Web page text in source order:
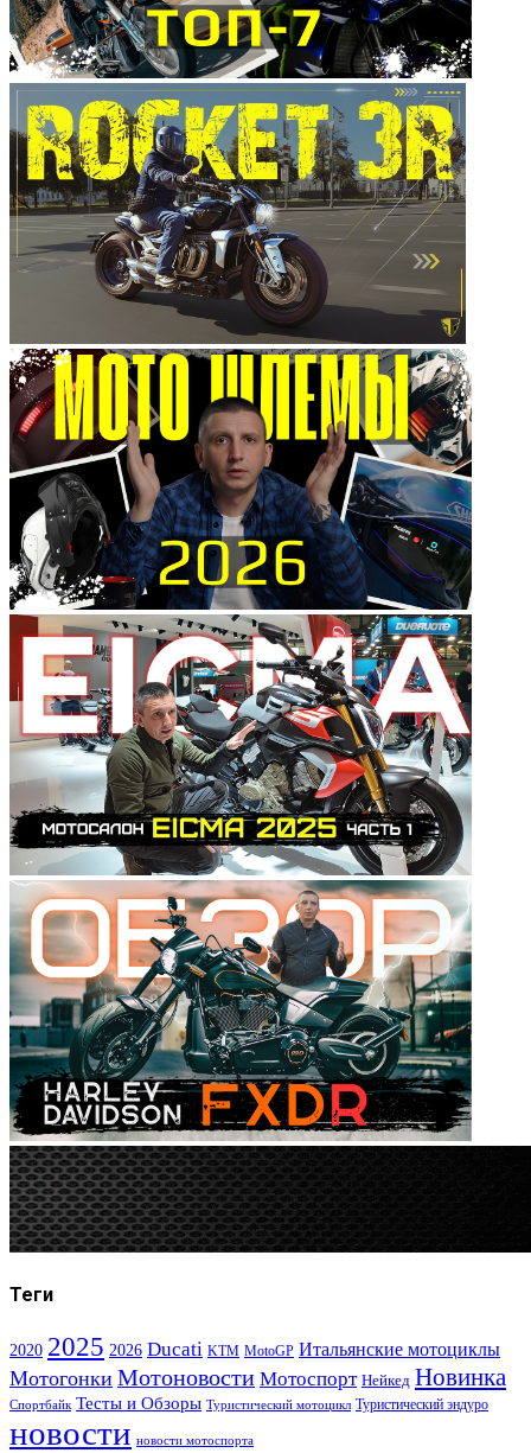
Теги
2020 2025 2026 Ducati KTM MotoGP Итальянские мотоциклы
Мотогонки Мотоновости Мотоспорт Нейкед Новинка
Спортбайк Тесты и Обзоры Туристический мотоцикл Туристический эндуро
новости новости мотоспорта